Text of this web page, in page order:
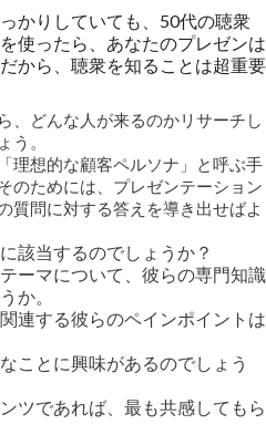
かりしていても、50代の聴衆
使ったら、あなたのプレゼンは
から、聴衆を知ることは超重要
、どんな人が来るのかリサーチし
う。
理想的な顧客ペルソナ」と呼ぶ手
のためには、プレゼンテーション
質問に対する答えを導き出せばよ
該当するのでしょうか？
ーマについて、彼らの専門知識
か。
連する彼らのペインポイントは
ことに興味があるのでしょう
ツであれば、最も共感してもら